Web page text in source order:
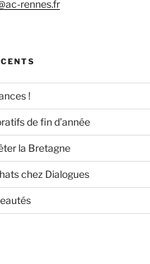
rennes.fr
!
de fin d’année
la Bretagne
chez Dialogues